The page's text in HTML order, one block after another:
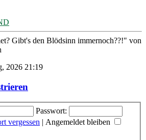
Gibt's den Blödsinn immernoch??!" von
2026 21:19
Passwort:
vergessen | Angemeldet bleiben